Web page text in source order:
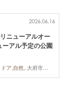
大府市,知多市,東浦町,美浜町
2026.06.16
ニューアルオー
ーアル予定の公園
開店,リニューアル,アウトドア,自然,まちネタ,まとめ記事,公園